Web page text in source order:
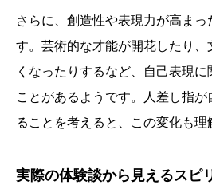
さらに、創造性や表現力が高まっ
す。芸術的な才能が開花したり
くなったりするなど、自己表現
ことがあるようです。人差し指
ることを考えると、この変化も理
実際の体験談から見えるスピ